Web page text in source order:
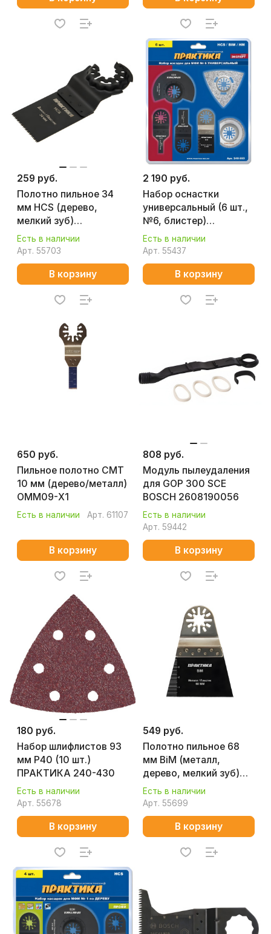
259 руб.
Полотно пильное 34
мм HCS (дерево,
мелкий зуб)
ПРАКТИКА 240-072
Есть в наличии
Арт. 55703
В корзину
2 190 руб.
Набор оснастки
универсальный (6 шт.,
№6, блистер)
ПРАКТИКА 240-553
Есть в наличии
Арт. 55437
В корзину
650 руб.
Пильное полотно CMT
10 мм (дерево/металл)
ОММ09-Х1
Есть в наличии Арт. 61107
В корзину
808 руб.
Модуль пылеудаления
для GOP 300 SCE
BOSCH 2608190056
Есть в наличии
Арт. 59442
В корзину
180 руб.
Набор шлифлистов 93
мм P40 (10 шт.)
ПРАКТИКА 240-430
Есть в наличии
Арт. 55678
В корзину
549 руб.
Полотно пильное 68
мм BiM (металл,
дерево, мелкий зуб)
ПРАКТИКА 240-218
Есть в наличии
Арт. 55699
В корзину